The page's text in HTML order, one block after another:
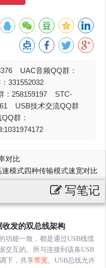
UAC音频QQ群：
331552032
：258159197 STC-
USB技术交流QQ群
群：
对比
模式四种传输模式速宽对比
写笔记
收发的双总线架构
功能一致，都是通过USB线缆
交互的。所与连接到该条USB
下，共享带宽。USB总线允许